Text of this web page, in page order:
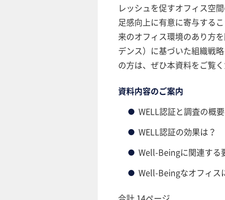
レッシュを促すオフィス空
足感向上に有意に寄与する
来のオフィス環境のあり方
デンス）に基づいた組織戦
の方は、ぜひ本資料をご覧く
資料内容のご案内
WELL認証と調査の概要
WELL認証の効果は？
Well-Beingに関連する
Well-Beingなオフィス